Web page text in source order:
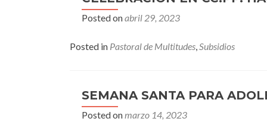
Posted onabril 29, 2023
Posted in Pastoral de Multitudes,Subsidios
SEMANA SANTA PARA
Posted onmarzo 14, 2023